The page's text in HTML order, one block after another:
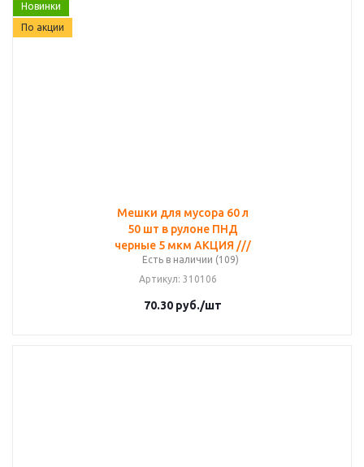
Новинки
По акции
Мешки для мусора 60 л
50 шт в рулоне ПНД
черные 5 мкм АКЦИЯ ///
Есть в наличии (109)
Артикул: 310106
70.30руб./шт